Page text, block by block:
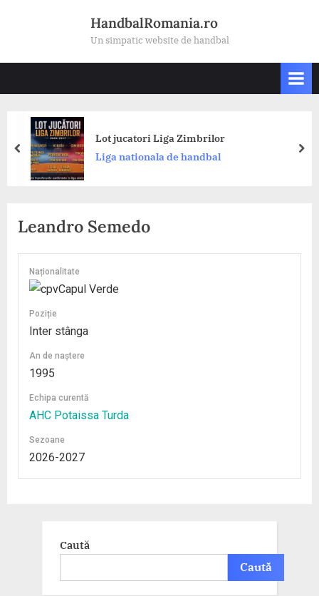
HandbalRomania.ro
Un simpatic website de handbal
Lot jucatori Liga Zimbrilor
Liga nationala de handbal
prev
Leandro Semedo
Naționalitate
Capul Verde
Poziție
Inter stânga
An de naștere
1995
Echipa curentă
AHC Potaissa Turda
Sezoane
2026-2027
Caută
Caută